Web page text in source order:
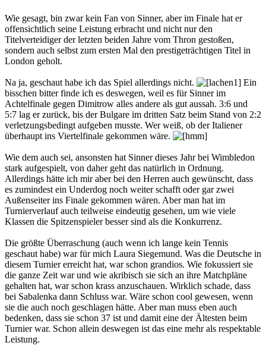
Wie gesagt, bin zwar kein Fan von Sinner, aber im Finale hat er
offensichtlich seine Leistung erbracht und nicht nur den
Titelverteidiger der letzten beiden Jahre vom Thron gestoßen,
sondern auch selbst zum ersten Mal den prestigeträchtigen Titel in
London geholt.
Na ja, geschaut habe ich das Spiel allerdings nicht.
Ein
bisschen bitter finde ich es deswegen, weil es für Sinner im
Achtelfinale gegen Dimitrow alles andere als gut aussah. 3:6 und
5:7 lag er zurück, bis der Bulgare im dritten Satz beim Stand von 2:2
verletzungsbedingt aufgeben musste. Wer weiß, ob der Italiener
überhaupt ins Viertelfinale gekommen wäre.
Wie dem auch sei, ansonsten hat Sinner dieses Jahr bei Wimbledon
stark aufgespielt, von daher geht das natürlich in Ordnung.
Allerdings hätte ich mir aber bei den Herren auch gewünscht, dass
es zumindest ein Underdog noch weiter schafft oder gar zwei
Außenseiter ins Finale gekommen wären. Aber man hat im
Turnierverlauf auch teilweise eindeutig gesehen, um wie viele
Klassen die Spitzenspieler besser sind als die Konkurrenz.
Die größte Überraschung (auch wenn ich lange kein Tennis
geschaut habe) war für mich Laura Siegemund. Was die Deutsche in
diesem Turnier erreicht hat, war schon grandios. Wie fokussiert sie
die ganze Zeit war und wie akribisch sie sich an ihre Matchpläne
gehalten hat, war schon krass anzuschauen. Wirklich schade, dass
bei Sabalenka dann Schluss war. Wäre schon cool gewesen, wenn
sie die auch noch geschlagen hätte. Aber man muss eben auch
bedenken, dass sie schon 37 ist und damit eine der Ältesten beim
Turnier war. Schon allein deswegen ist das eine mehr als respektable
Leistung.